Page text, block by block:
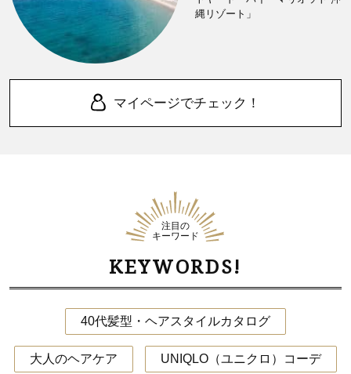
縄リゾート」
マイページでチェック！
注目の
キーワード
KEYWORDS!
40代髪型・ヘアスタイルカタログ
大人のヘアケア UNIQLO（ユニクロ）コーデ